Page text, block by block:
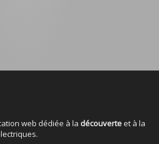
web dédiée à la découverteet à la